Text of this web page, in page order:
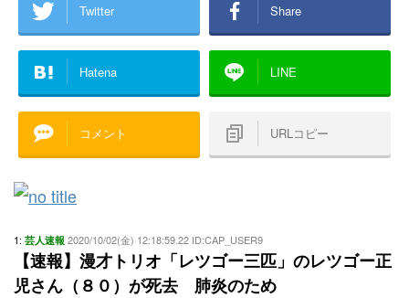
Twitter Share
Hatena LINE
コメント URLコピー
1: 芸人速報 2020/10/02(金) 12:18:59.22 ID:CAP_USER9
【速報】漫才トリオ「レツゴー三匹」のレツゴー正
児さん（８０）が死去 肺炎のため